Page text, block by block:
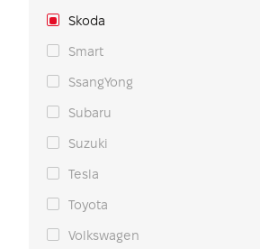
Skoda
Smart
SsangYong
Subaru
Suzuki
Tesla
Toyota
Volkswagen